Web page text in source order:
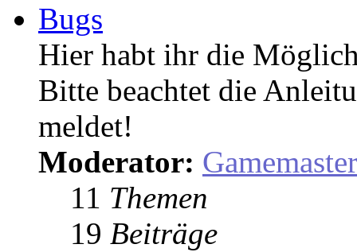
Bugs
Hier habt ihr die
Bitte beachtet die
meldet!
Moderator: Gamemaster
11 Themen
19 Beiträge